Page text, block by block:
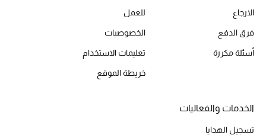
أبرز المصممين
تسوقوا الحقائب
الارجاع
فرق الدفع
أسئلة مكررة
للعمل
الخصوصيات
تعليمات الاستخدام
خريطة الموقع
الخدمات والفعاليات
تسجيل الهدايا